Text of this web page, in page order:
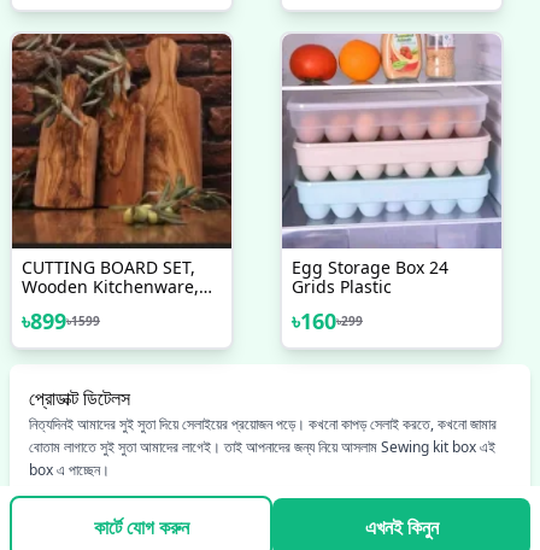
CUTTING BOARD SET,
Wooden Kitchenware,
Recipe Cutting Board,
Set Of 3 Olive Wood
Cheese Chopping
৳899৳1599
Egg Storage Box 24
Grids Plastic
৳160৳299
প্রোডাক্ট ডিটেলস
নিত্যদিনই আমাদের সুই সুতা দিয়ে সেলাইয়ের প্রয়োজন পড়ে। কখনো কাপড় সেলাই করতে, কখনো জামার
বোতাম লাগাতে সুই সুতা আমাদের লাগেই। তাই আপনাদের জন্য নিয়ে আসলাম Sewing kit box এই
box এ পাচ্ছেন।
কার্টে যোগ করুন এখনই কিনুন